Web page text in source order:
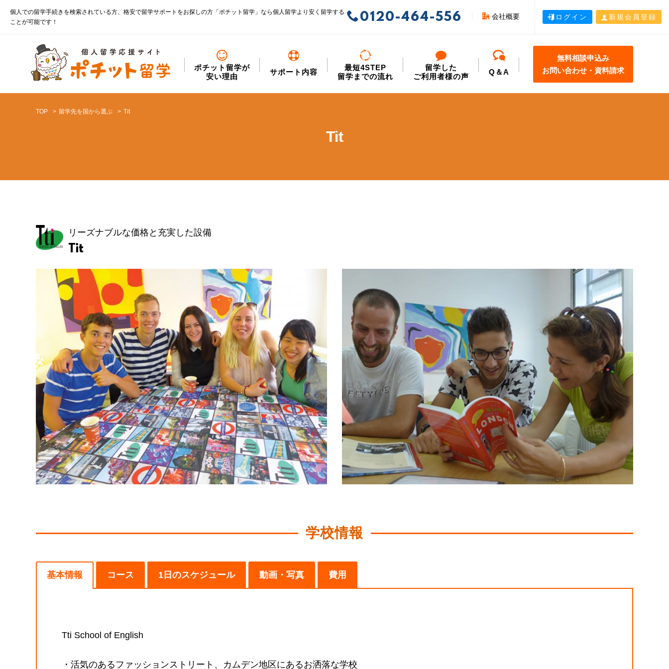
個人での留学手続きを検索されている方、格安で留学サポートをお探しの方「ポチット留学」なら個人留学より安く留学する
ことが可能です！
0120-464-556 会社概要 ログイン 新規会員登録
ポチット留学が
安い理由
サポート内容
最短4STEP
留学までの流れ
留学した
ご利用者様の声
Q＆A
無料相談申込み
お問い合わせ・資料請求
TOP 留学先を国から選ぶ Tit
Tit
リーズナブルな価格と充実した設備
Tit
学校情報
基本情報 コース 1日のスケジュール 動画・写真 費用
Tti School of English
・活気のあるファッションストリート、カムデン地区にあるお洒落な学校